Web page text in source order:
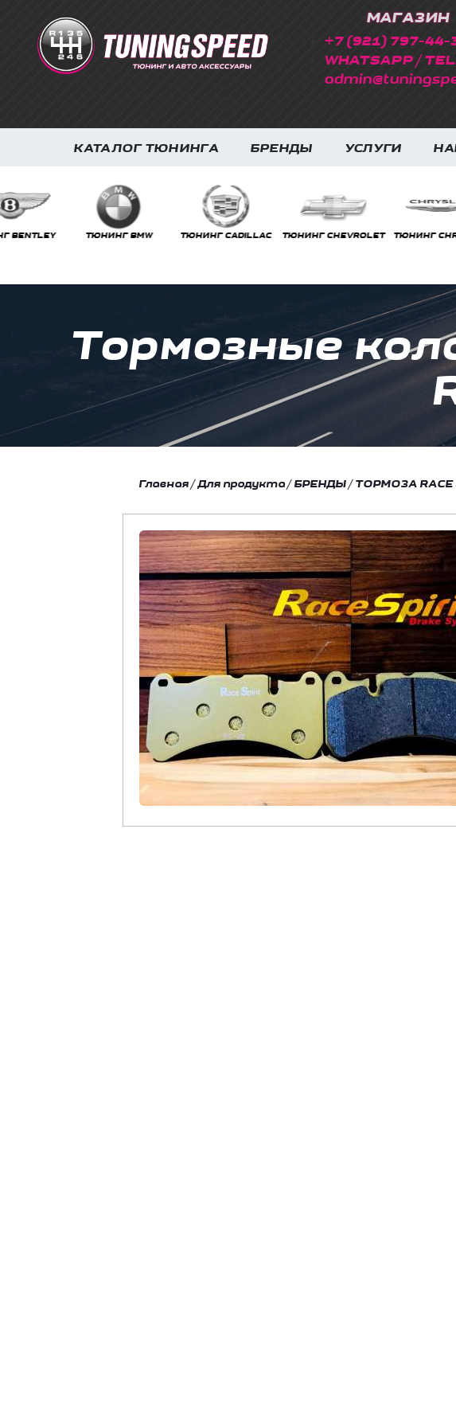
МАГАЗИН
+7 (921) 797-44-
WHATSAPP /
КАТАЛОГ ТЮНИНГА БРЕНДЫ УСЛУГИ
ТЮНИНГ BMW ТЮНИНГ CADILLAC ТЮНИНГ CHEVROLET ТЮНИНГ CHRYSLER
Тормозные
Главная /Для продукта /БРЕНДЫ /ТОРМОЗА RACE